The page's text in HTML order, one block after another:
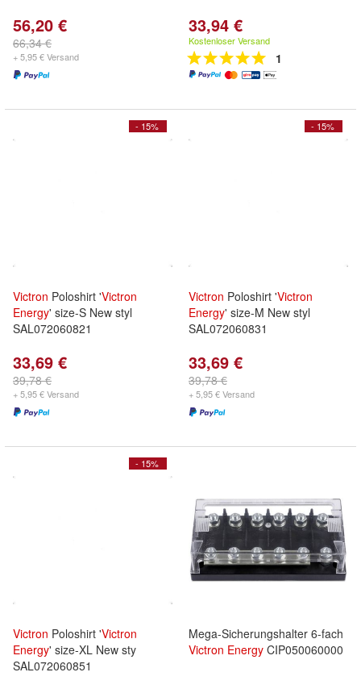
56,20 €
66,34 €
+ 5,95 € Versand
33,94 €
Kostenloser Versand
1
- 15%
Victron Poloshirt 'Victron
Energy' size-S New styl
SAL072060821
33,69 €
39,78 €
+ 5,95 € Versand
- 15%
Victron Poloshirt 'Victron
Energy' size-M New styl
SAL072060831
33,69 €
39,78 €
+ 5,95 € Versand
- 15%
Victron Poloshirt 'Victron
Energy' size-XL New sty
SAL072060851
Mega-Sicherungshalter 6-fach
Victron Energy CIP050060000